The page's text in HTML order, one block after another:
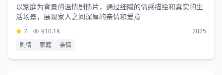
以家庭为背景的温情剧情片，通过细腻的情感描绘和真实的生
活场景，展现家人之间深厚的亲情和爱意
7 910.1K
2025
剧情
家庭 亲情
恐怖片